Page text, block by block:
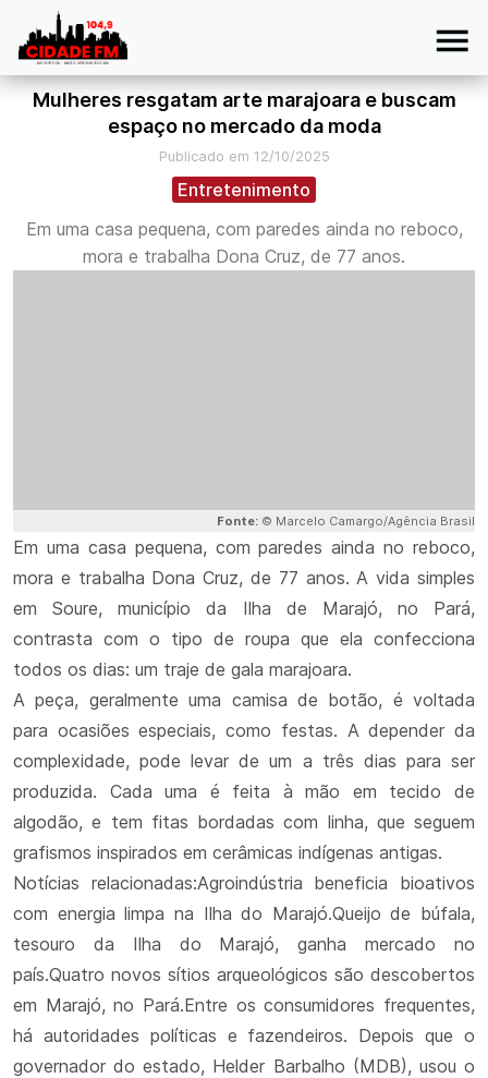
Mulheres resgatam arte marajoara e buscam
espaço no mercado da moda
Publicado em 12/10/2025
Entretenimento
Em uma casa pequena, com paredes ainda no reboco,
mora e trabalha Dona Cruz, de 77 anos.
Fonte: © Marcelo Camargo/Agência Brasil
Em uma casa pequena, com paredes ainda no reboco,
mora e trabalha Dona Cruz, de 77 anos. A vida simples
em Soure, município da Ilha de Marajó, no Pará,
contrasta com o tipo de roupa que ela confecciona
todos os dias: um traje de gala marajoara.
A peça, geralmente uma camisa de botão, é voltada
para ocasiões especiais, como festas. A depender da
complexidade, pode levar de um a três dias para ser
produzida. Cada uma é feita à mão em tecido de
algodão, e tem fitas bordadas com linha, que seguem
grafismos inspirados em cerâmicas indígenas antigas.
Notícias relacionadas:Agroindústria beneficia bioativos
com energia limpa na Ilha do Marajó.Queijo de búfala,
tesouro da Ilha do Marajó, ganha mercado no
país.Quatro novos sítios arqueológicos são descobertos
em Marajó, no Pará.Entre os consumidores frequentes,
há autoridades políticas e fazendeiros. Depois que o
governador do estado, Helder Barbalho (MDB), usou o